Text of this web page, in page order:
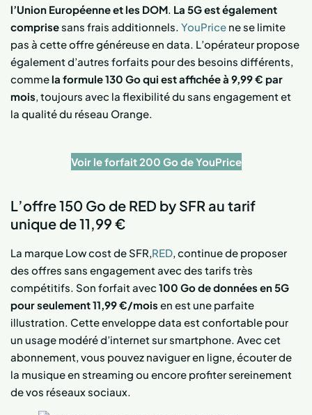
l’Union Européenne et les DOM. La 5G est également
comprisesans frais additionnels. YouPrice ne se limite
pas à cette offre généreuse en data. L’opérateur propose
également d’autres forfaits pour des besoins différents,
comme la formule 130 Go qui est affichée à 9,99 € par
mois, toujours avec la flexibilité du sans engagement et
la qualité du réseau Orange.
Voir le forfait 200 Go de YouPrice
L’offre 150 Go de RED by SFR au tarif
unique de 11,99 €
La marque Low cost de SFR,RED, continue de proposer
des offres sans engagement avec des tarifs très
compétitifs. Son forfait avec 100 Go de données en 5G
pour seulement 11,99 €/mois en est une parfaite
illustration. Cette enveloppe data est confortable pour
un usage modéré d’internet sur smartphone. Avec cet
abonnement, vous pouvez naviguer en ligne, écouter de
la musique en streaming ou encore profiter sereinement
de vos réseaux sociaux.